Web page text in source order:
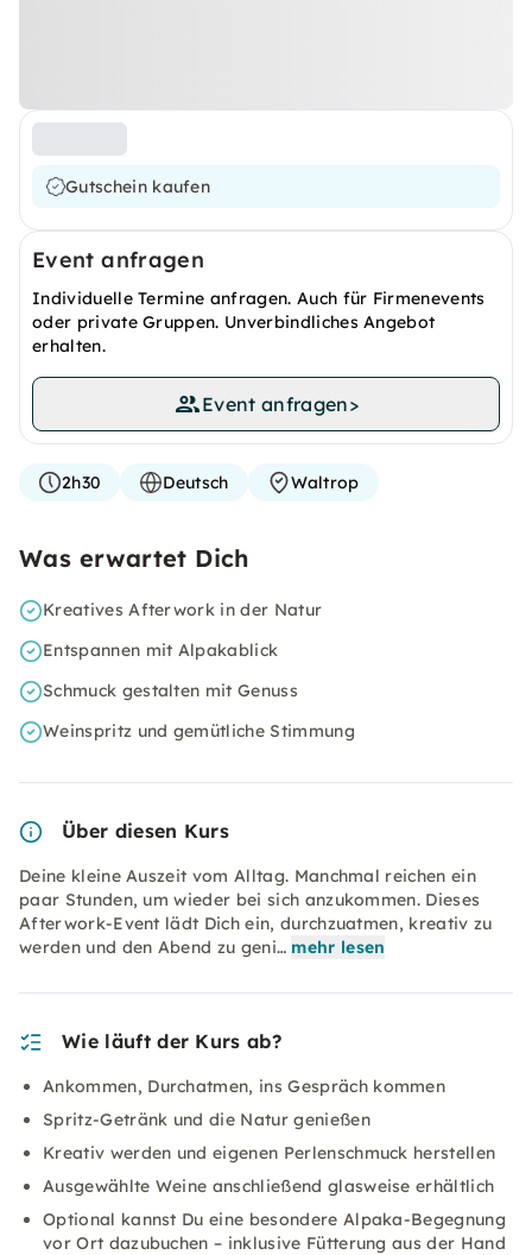
Gutschein kaufen
Event anfragen
Individuelle Termine anfragen. Auch für Firmenevents
oder private Gruppen. Unverbindliches Angebot
erhalten.
Event anfragen>
2h30 Deutsch Waltrop
Was erwartet Dich
Kreatives Afterwork in der Natur
Entspannen mit Alpakablick
Schmuck gestalten mit Genuss
Weinspritz und gemütliche Stimmung
Über diesen Kurs
Deine kleine Auszeit vom Alltag. Manchmal reichen ein
paar Stunden, um wieder bei sich anzukommen. Dieses
Afterwork-Event lädt Dich ein, durchzuatmen, kreativ zu
werden und den Abend zu geni… mehr lesen
Wie läuft der Kurs ab?
Ankommen, Durchatmen, ins Gespräch kommen
Spritz-Getränk und die Natur genießen
Kreativ werden und eigenen Perlenschmuck herstellen
Ausgewählte Weine anschließend glasweise erhältlich
Optional kannst Du eine besondere Alpaka-Begegnung
vor Ort dazubuchen – inklusive Fütterung aus der Hand